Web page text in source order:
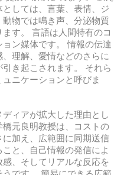
としては、言葉、表情、ジ
動物では鳴き声、分泌物質
す。 言語は人間特有のコ
ョン媒体です。 情報の伝達
、理解、愛情などのさらに
き起こされます。 それら
ュニケーションと呼びま
ディアが拡大した理由とし
橋元良明教授は、コストの
加え、広範囲に同期送信
と、自己情報の発信によ
感、そしてリアルな反応を